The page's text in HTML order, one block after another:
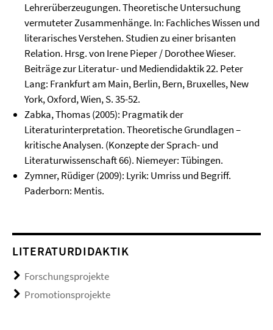
Lehrerüberzeugungen. Theoretische Untersuchung
vermuteter Zusammenhänge. In: Fachliches Wissen und
literarisches Verstehen. Studien zu einer brisanten
Relation. Hrsg. von Irene Pieper / Dorothee Wieser.
Beiträge zur Literatur- und Mediendidaktik 22. Peter
Lang: Frankfurt am Main, Berlin, Bern, Bruxelles, New
York, Oxford, Wien, S. 35-52.
Zabka, Thomas (2005): Pragmatik der
Literaturinterpretation. Theoretische Grundlagen –
kritische Analysen. (Konzepte der Sprach- und
Literaturwissenschaft 66). Niemeyer: Tübingen.
Zymner, Rüdiger (2009): Lyrik: Umriss und Begriff.
Paderborn: Mentis.
LITERATURDIDAKTIK
Forschungsprojekte
Promotionsprojekte